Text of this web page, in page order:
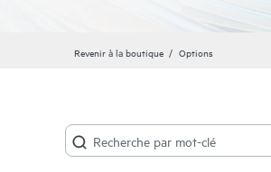
Revenir à la boutique Options